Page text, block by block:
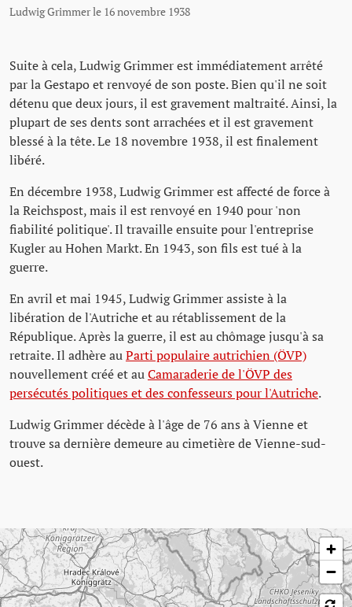
Ludwig Grimmer le 16 novembre 1938
Suite à cela, Ludwig Grimmer est immédiatement arrêté
par la Gestapo et renvoyé de son poste. Bien qu'il ne soit
détenu que deux jours, il est gravement maltraité. Ainsi, la
plupart de ses dents sont arrachées et il est gravement
blessé à la tête. Le 18 novembre 1938, il est finalement
libéré.
En décembre 1938, Ludwig Grimmer est affecté de force à
la Reichspost, mais il est renvoyé en 1940 pour 'non
fiabilité politique'. Il travaille ensuite pour l'entreprise
Kugler au Hohen Markt. En 1943, son fils est tué à la
guerre.
En avril et mai 1945, Ludwig Grimmer assiste à la
libération de l'Autriche et au rétablissement de la
République. Après la guerre, il est au chômage jusqu'à sa
retraite. Il adhère auParti populaire autrichien (ÖVP)
nouvellement créé et auCamaraderie de l'ÖVP des
persécutés politiques et des confesseurs pour l'Autriche.
Ludwig Grimmer décède à l'âge de 76 ans à Vienne et
trouve sa dernière demeure au cimetière de Vienne-sud-
ouest.
Passer la carte